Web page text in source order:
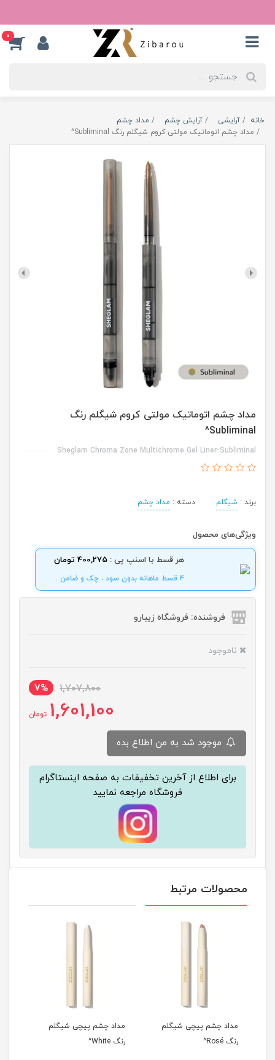
0
خانه آرایشی آرایش چشم
مداد چشم
مداد چشم اتوماتیک مولتی کروم شیگلم رنگ Subliminal^
مداد چشم اتوماتیک مولتی کروم شیگلم رنگ
Subliminal^
Sheglam Chroma Zone Multichrome Gel Liner-Subliminal
برند : شیگلم دسته : مداد چشم
ویژگی‌های محصول
هر قسط با اسنپ پی : 400,275 تومان
4 قسط ماهانه بدون سود ، چک و ضامن .
فروشنده: فروشگاه زیبارو
ناموجود
1,707,800
7%
1,601,100 تومان
برای اطلاع از آخرین تخفیفات به صفحه اینستاگرام
فروشگاه مراجعه نمایید
محصولات مرتبط
پیچی شیگلم
مداد چشم پیچی شیگلم
مداد چشم کیکو مدل